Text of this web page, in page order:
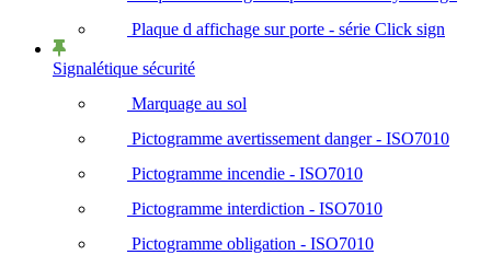
Plaque d affichage sur porte - série Click sign
Signalétique sécurité
Marquage au sol
Pictogramme avertissement danger - ISO7010
Pictogramme incendie - ISO7010
Pictogramme interdiction - ISO7010
Pictogramme obligation - ISO7010